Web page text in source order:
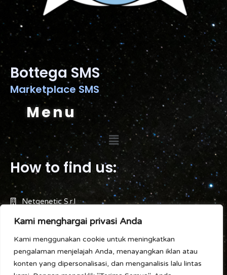
Kami menghargai privasi Anda
Kami menggunakan cookie untuk meningkatkan
pengalaman menjelajah Anda, menayangkan iklan atau
konten yang dipersonalisasi, dan menganalisis lalu lintas
Bottega SMS
Marketplace SMS
Menu
How to find us:
Netgenetic S.r.l
Strada dei censiti 1/b Rovereta, Rep. San Marino
Tel +378 (0549)908000